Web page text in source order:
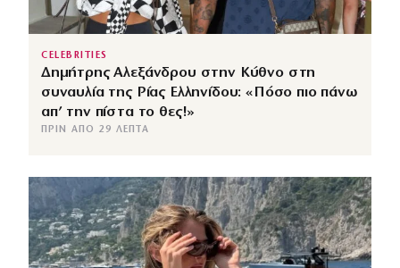
CELEBRITIES
Δημήτρης Αλεξάνδρου στην Κύθνο στη
συναυλία της Ρίας Ελληνίδου: «Πόσο πιο πάνω
απ’ την πίστα το θες!»
ΠΡΙΝ ΑΠΌ 29 ΛΕΠΤΆ